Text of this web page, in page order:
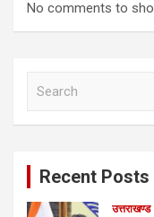
No comments to
Recent Posts
उत्तराखण्ड